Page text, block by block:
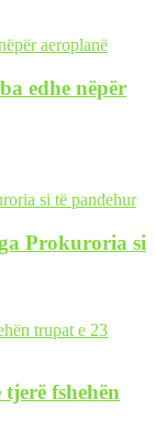
edhe nëpër
Prokuroria si
fshehën